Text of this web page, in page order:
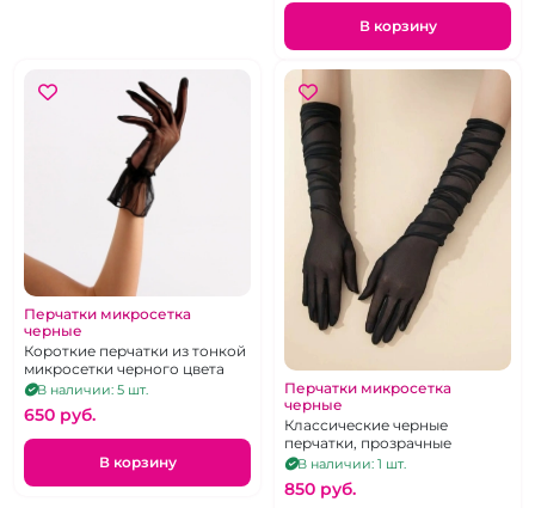
В корзину
Перчатки микросетка
черные
Короткие перчатки из тонкой
микросетки черного цвета
В наличии: 5 шт.
650 pуб.
В корзину
Перчатки микросетка
черные
Классические черные
перчатки, прозрачные
В наличии: 1 шт.
850 pуб.